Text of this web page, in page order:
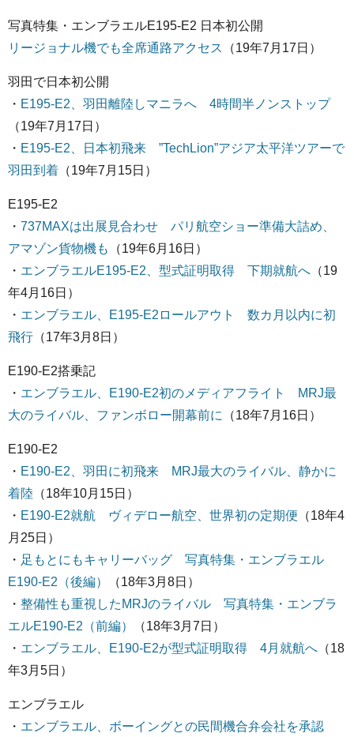
写真特集・エンブラエルE195-E2 日本初公開
リージョナル機でも全席通路アクセス
（19年7月17日）
羽田で日本初公開
・ E195-E2、羽田離陸しマニラへ 4時間半ノンストップ
（19年7月17日）
・ E195-E2、日本初飛来 ”TechLion”アジア太平洋ツアーで
羽田到着 （19年7月15日）
E195-E2
・ 737MAXは出展見合わせ パリ航空ショー準備大詰め、
アマゾン貨物機も
（19年6月16日）
・ エンブラエルE195-E2、型式証明取得 下期就航へ （19
年4月16日）
・ エンブラエル、E195-E2ロールアウト 数カ月以内に初
飛行 （17年3月8日）
E190-E2搭乗記
・ エンブラエル、E190-E2初のメディアフライト MRJ最
大のライバル、ファンボロー開幕前に
（18年7月16日）
E190-E2
・ E190-E2、羽田に初飛来 MRJ最大のライバル、静かに
着陸 （18年10月15日）
・ E190-E2就航 ヴィデロー航空、世界初の定期便 （18年4
月25日）
・ 足もとにもキャリーバッグ 写真特集・エンブラエル
E190-E2（後編）
（18年3月8日）
・ 整備性も重視したMRJのライバル 写真特集・エンブラ
エルE190-E2（前編）
（18年3月7日）
・ エンブラエル、E190-E2が型式証明取得 4月就航へ （18
年3月5日）
エンブラエル
・ エンブラエル、ボーイングとの民間機合弁会社を承認